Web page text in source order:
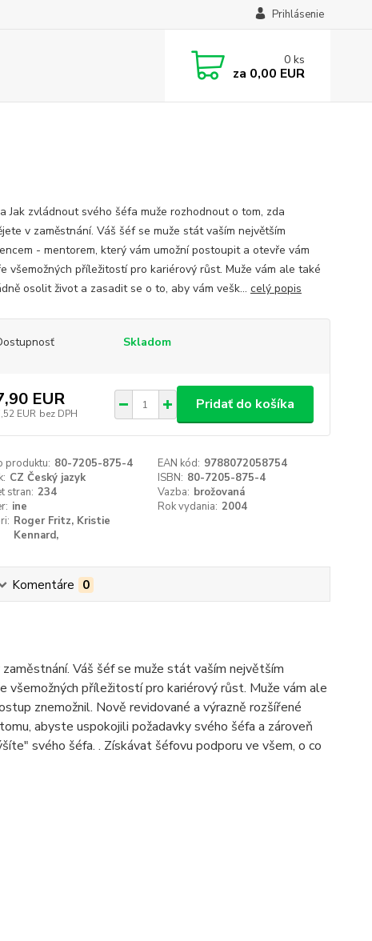
Prihlásenie
0 ks
za 0,00 EUR
Jak zvládnout svého šéfa muže rozhodnout o tom, zda
v zaměstnání. Váš šéf se muže stát vaším největším
- mentorem, který vám umožní postoupit a otevře vám
všemožných příležitostí pro kariérový růst. Muže vám ale také
osolit život a zasadit se o to, aby vám vešk... celý popis
Skladom
EUR
EUR bez DPH
Pridať do košíka
produktu: 80-7205-875-4 EAN kód: 9788072058754
CZ Český jazyk ISBN: 80-7205-875-4
stran: 234 Vazba: brožovaná
ine Rok vydania: 2004
Roger Fritz, Kristie
Kennard,
Komentáre 0
Váš šéf se muže stát vaším největším
příležitostí pro kariérový růst. Muže vám ale
znemožnil. Nově revidované a výrazně rozšířené
abyste uspokojili požadavky svého šéfa a zároveň
svého šéfa. . Získávat šéfovu podporu ve všem, o co